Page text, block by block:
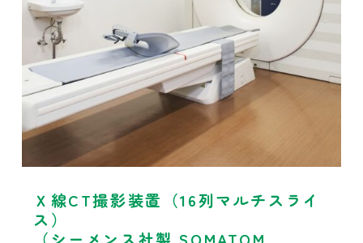
Ｘ線CT撮影装置（16列マルチスライ
ス）
（シーメンス社製 SOMATOM